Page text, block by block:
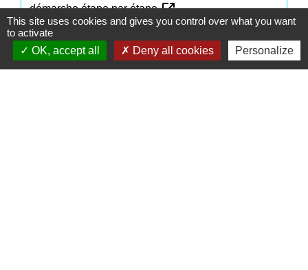
démarche étape par étapeopen_in_new
Agence nationale des titres sécurisés (ANTS)
Points numériquesopen_in_new
Ministère chargé de l'intérieur
This site uses cookies and gives you control over what you want
to activate
OK, accept all
Deny all cookies Personalize